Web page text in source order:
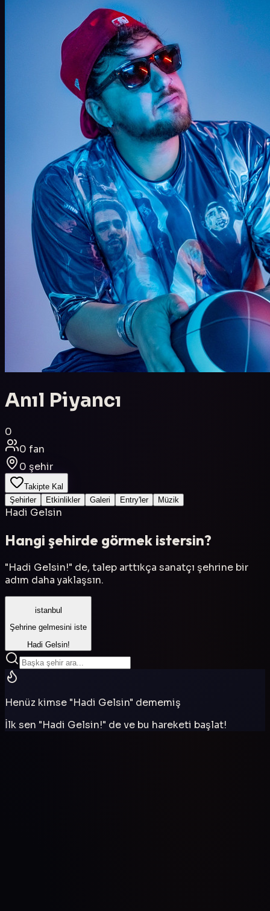
Anıl Piyancı
0
0 fan
0 şehir
Takipte Kal
Şehirler
Etkinlikler Galeri Entry'ler Müzik
Hadi Gelsin
Hangi şehirde görmek istersin?
"Hadi Gelsin!" de, talep arttıkça sanatçı şehrine bir
adım daha yaklaşsın.
istanbul
Şehrine gelmesini iste
Hadi Gelsin!
Henüz kimse "Hadi Gelsin" dememiş
İlk sen "Hadi Gelsin!" de ve bu hareketi başlat!